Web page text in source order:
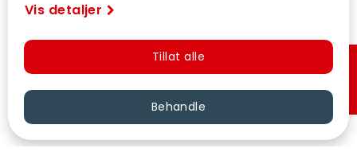
Vis detaljer
Tillat alle
Behandle Hurtigkjøp